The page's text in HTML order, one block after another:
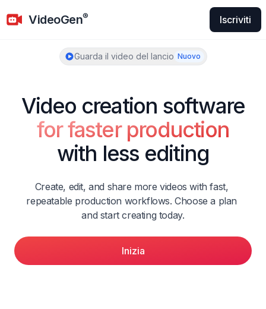
VideoGenVideoGen® Iscriviti
Guarda il video del lancio Nuovo
Video creation software
for faster production
with less editing
Create, edit, and share more videos with fast,
repeatable production workflows. Choose a plan
and start creating today.
Inizia